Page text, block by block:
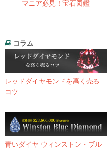
マニア必見！宝石図鑑
コラム
レッドダイヤモンドを高く売る
コツ
青いダイヤ ウィンストン・ブル